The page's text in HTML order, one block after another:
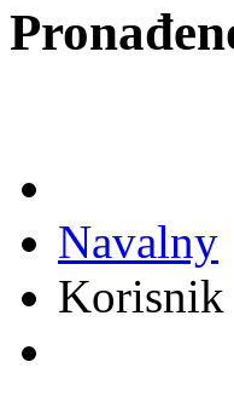
Navalny
Korisnik